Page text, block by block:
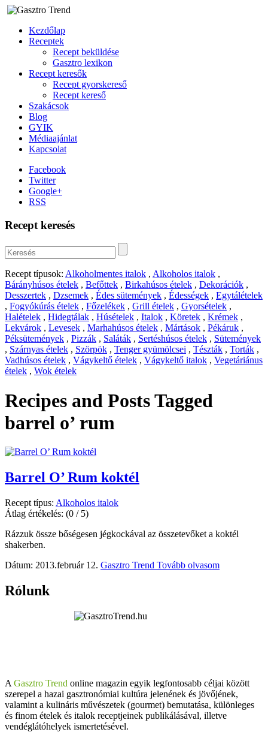
Kezdőlap
Receptek
Recept beküldése
Gasztro lexikon
Recept keresők
Recept gyorskereső
Recept kereső
Szakácsok
Blog
GYIK
Médiaajánlat
Kapcsolat
Facebook
Twitter
Google+
RSS
Recept keresés
Recept típusok: Alkoholmentes italok , Alkoholos italok ,
Bárányhúsos ételek , Befőttek , Birkahúsos ételek , Dekorációk ,
Desszertek , Dzsemek , Édes sütemények , Édességek , Egytálételek
, Fogyókúrás ételek , Főzelékek , Grill ételek , Gyorsételek ,
Halételek , Hidegtálak , Húsételek , Italok , Köretek , Krémek ,
Lekvárok , Levesek , Marhahúsos ételek , Mártások , Pékáruk ,
Péksütemények , Pizzák , Saláták , Sertéshúsos ételek , Sütemények
, Szárnyas ételek , Szörpök , Tenger gyümölcsei , Tészták , Torták ,
Vadhúsos ételek , Vágykeltő ételek , Vágykeltő italok , Vegetáriánus
ételek , Wok ételek
Recipes and Posts Tagged
barrel o’ rum
Barrel O’ Rum koktél
Recept típus: Alkoholos italok
Átlag értékelés: (0 / 5)
Rázzuk össze bőségesen jégkockával az összetevőket a koktél
shakerben.
Dátum: 2013.február 12. Gasztro Trend Tovább olvasom
Rólunk
A Gasztro Trend online magazin egyik legfontosabb céljai között
szerepel a hazai gasztronómiai kultúra jelenének és jövőjének,
valamint a kulináris művészetek (gourmet) bemutatása, különleges
és finom ételek és italok receptjeinek publikálásával, illetve
vendéglátóhelyek ismertetésével.